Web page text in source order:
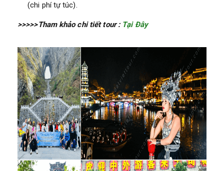
(chi phí tự túc).
>>>>>Tham khảo chi tiết tour : Tại Đây